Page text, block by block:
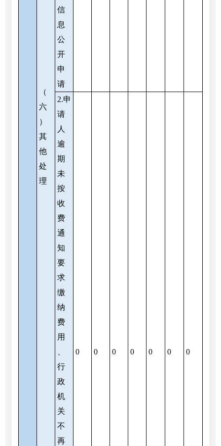
（
六
）
其
他
处
理
信
息
公
开
申
请
2.申
请
人
逾
期
未
按
收
费
通
知
要
求
缴
纳
费
用
行
政
机
关
不
再
0 0 0 0 0 0 0